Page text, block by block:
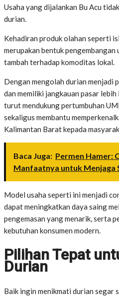
Usaha yang dijalankan Bu Acu
durian.
Kehadiran produk olahan seperti
merupakan bentuk pengembangan
tambah terhadap komoditas lokal.
Dengan mengolah durian menjadi
dan memiliki jangkauan pasar
turut mendukung pertumbuhan
sekaligus membantu
Kalimantan Barat kepada
Baca Juga: Permen Hamer:
Manfaatnya untuk Menjaga
Model usaha seperti ini menjadi
dapat meningkatkan daya saing
pengemasan yang menarik, serta
kebutuhan konsumen modern.
Pilihan Tepat
Durian
Baik ingin menikmati durian segar